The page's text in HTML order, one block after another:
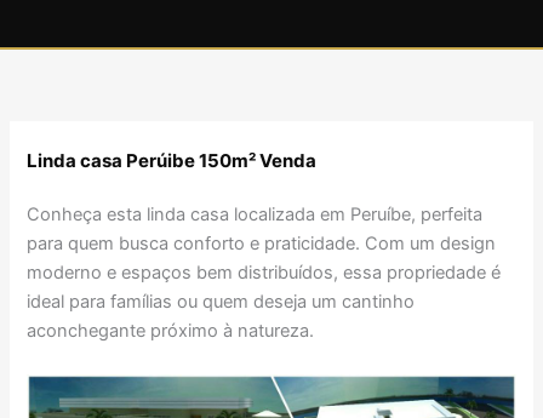
Linda casa Perúibe 150m² Venda
Conheça esta linda casa localizada em Peruíbe, perfeita
para quem busca conforto e praticidade. Com um design
moderno e espaços bem distribuídos, essa propriedade é
ideal para famílias ou quem deseja um cantinho
aconchegante próximo à natureza.